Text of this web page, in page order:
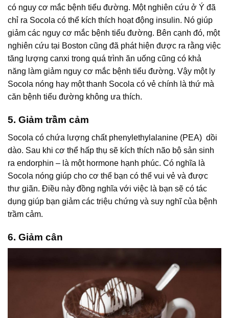
có nguy cơ mắc bệnh tiểu đường. Một nghiên cứu ở Ý đã
chỉ ra Socola có thể kích thích hoạt động insulin. Nó giúp
giảm các nguy cơ mắc bệnh tiểu đường. Bên cạnh đó, một
nghiên cứu tại Boston cũng đã phát hiện được ra rằng việc
tăng lượng canxi trong quá trình ăn uống cũng có khả
năng làm giảm nguy cơ mắc bệnh tiểu đường. Vậy một ly
Socola nóng hay một thanh Socola có vẻ chính là thứ mà
căn bệnh tiểu đường không ưa thích.
5. Giảm trầm cảm
Socola có chứa lượng chất phenylethylalanine (PEA) dồi
dào. Sau khi cơ thể hấp thụ sẽ kích thích não bộ sản sinh
ra endorphin – là một hormone hạnh phúc. Có nghĩa là
Socola nóng giúp cho cơ thể bạn có thể vui vẻ và được
thư giãn. Điều này đồng nghĩa với việc là bạn sẽ có tác
dụng giúp bạn giảm các triệu chứng và suy nghĩ của bệnh
trầm cảm.
6. Giảm cân